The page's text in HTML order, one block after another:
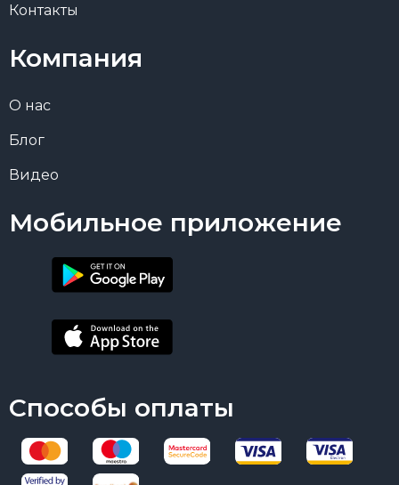
Контакты
Компания
О нас
Блог
Видео
Мобильное приложение
Способы оплаты